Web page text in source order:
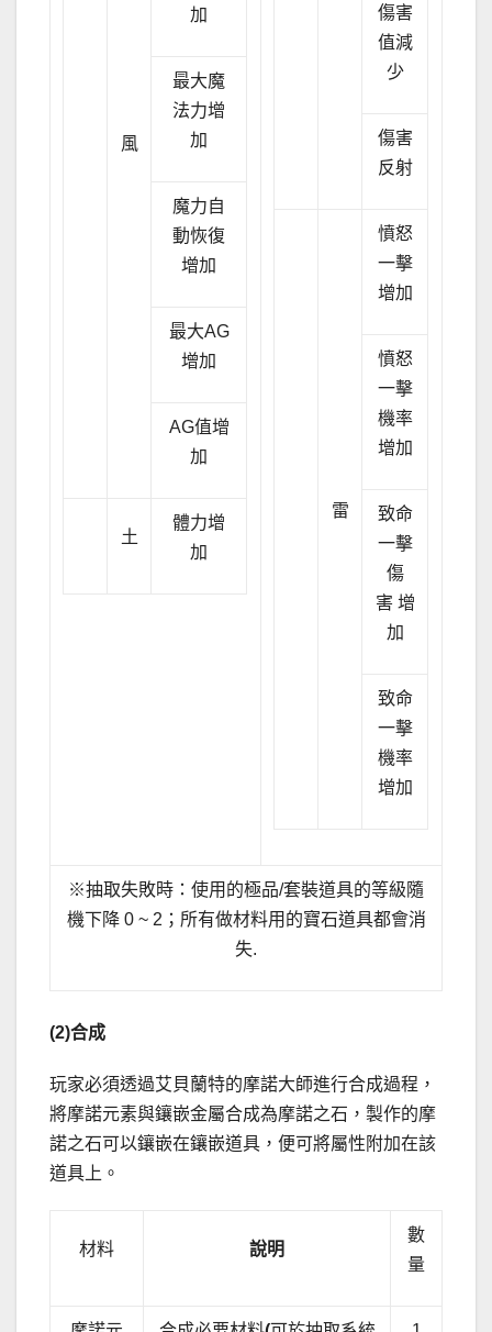
風
加
最大魔
法力增
加
魔力自
動恢復
增加
最大AG
增加
AG值增
加
土
體力增
加
傷害
值減
少
傷害
反射
雷
憤怒
一擊
增加
憤怒
一擊
機率
增加
致命
一擊
傷
害 增
加
致命
一擊
機率
增加
※抽取失敗時：使用的極品/套裝道具的等級隨
機下降 0 ~ 2；所有做材料用的寶石道具都會消
失.
(2)合成
玩家必須透過艾貝蘭特的摩諾大師進行合成過程，
將摩諾元素與鑲嵌金屬合成為摩諾之石，製作的摩
諾之石可以鑲嵌在鑲嵌道具，便可將屬性附加在該
道具上。
材料 說明
數
量